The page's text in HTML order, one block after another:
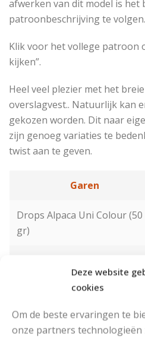
Deze website
cookies
Om de beste ervaringen te
onze partners technologieën
afwerken van dit model is het
patroonbeschrijving te volgen.
Klik voor het vollege patroon
kijken”.
Heel veel plezier met het
overslagvest.. Natuurlijk kan
gekozen worden. Dit naar
zijn genoeg variaties te
twist aan te geven.
Garen
Drops Alpaca Uni Colour (50
gr)
gr)